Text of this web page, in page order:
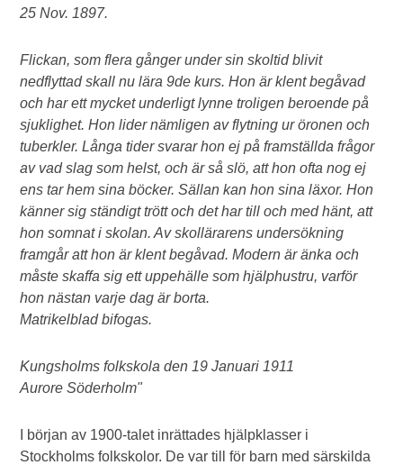
25 Nov. 1897.
Flickan, som flera gånger under sin skoltid blivit
nedflyttad skall nu lära 9de kurs. Hon är klent begåvad
och har ett mycket underligt lynne troligen beroende på
sjuklighet. Hon lider nämligen av flytning ur öronen och
tuberkler. Långa tider svarar hon ej på framställda frågor
av vad slag som helst, och är så slö, att hon ofta nog ej
ens tar hem sina böcker. Sällan kan hon sina läxor. Hon
känner sig ständigt trött och det har till och med hänt, att
hon somnat i skolan. Av skollärarens undersökning
framgår att hon är klent begåvad. Modern är änka och
måste skaffa sig ett uppehälle som hjälphustru, varför
hon nästan varje dag är borta.
Matrikelblad bifogas.
Kungsholms folkskola den 19 Januari 1911
Aurore Söderholm"
I början av 1900-talet inrättades hjälpklasser i
Stockholms folkskolor. De var till för barn med särskilda